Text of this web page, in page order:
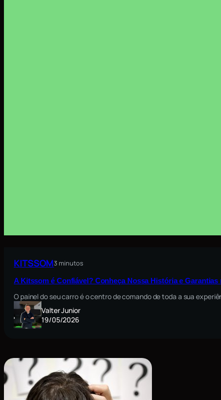
KITSSOM3 minutos
A Kitssom é Confiável? Conheça Nossa História e
O painel do seu carro é o centro de comando de toda a sua
Valter Junior
19/05/2026